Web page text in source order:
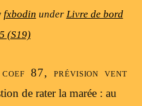
fxbodin under Livre de bord
(S19)
87, prévision vent
de rater la marée : au